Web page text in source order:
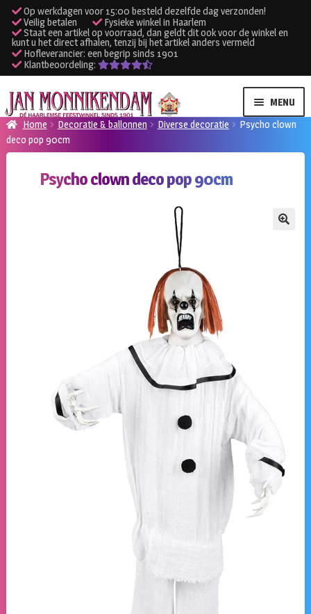
Op werkdagen voor 15:00 besteld dezelfde dag verzonden!
Veilig betalen
Fysieke winkel in Haarlem
Staat een artikel op voorraad, dan geldt dit ook voor de winkel en
kunt u het direct afhalen, tenzij bij het artikel anders vermeld
Hofleverancier: een begrip sinds 1901
Klantbeoordeling:
Ga
door
naar
navigatie
Ga
naar
de
inhoud
MENU
Verhuur kleding
Verhuur apparatuur
Home Decoratie & ballonnen Diverse decoratie
Psycho clown
deco pop 90cm
Psycho clown deco pop 90cm